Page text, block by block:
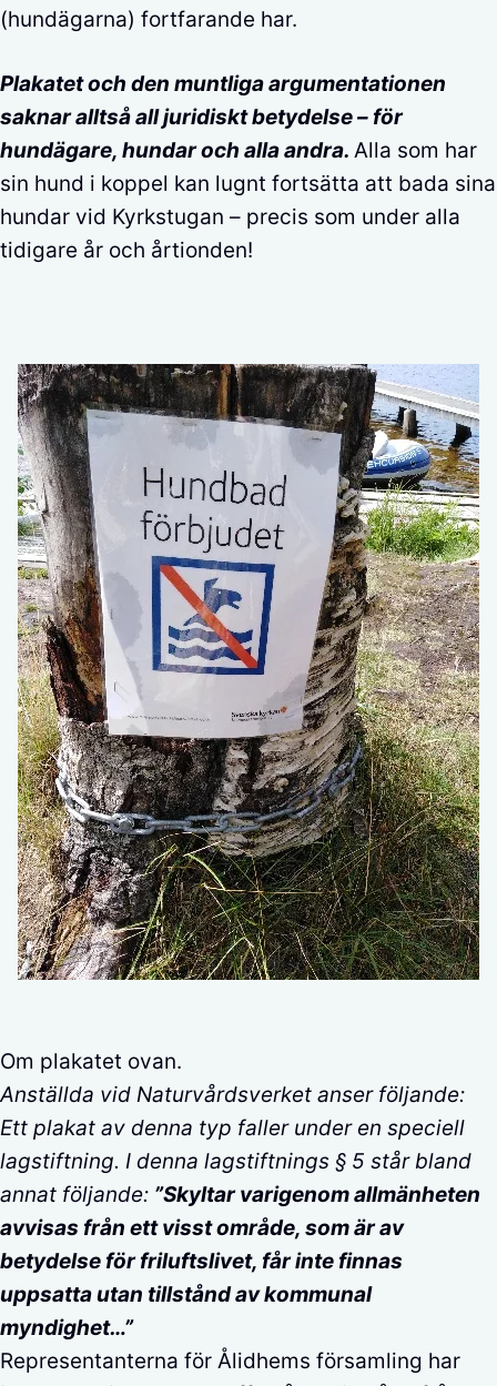
(hundägarna) fortfarande har.
Plakatet och den muntliga argumentationen
saknar alltså all juridiskt betydelse – för
hundägare, hundar och alla andra. Alla som har
sin hund i koppel kan lugnt fortsätta att bada sina
hundar vid Kyrkstugan – precis som under alla
tidigare år och årtionden!
Om plakatet ovan.
Anställda vid Naturvårdsverket anser följande:
Ett plakat av denna typ faller under en speciell
lagstiftning. I denna lagstiftnings § 5 står bland
annat följande: ”Skyltar varigenom allmänheten
avvisas från ett visst område, som är av
betydelse för friluftslivet, får inte finnas
uppsatta utan tillstånd av kommunal
myndighet…”
Representanterna för Ålidhems församling har